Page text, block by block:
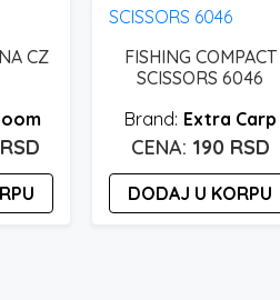
RSD
FIL FISHING ROD TIP
PROTECTOR S –
Fil Fishing
290RSD
DODAJ U KORPU